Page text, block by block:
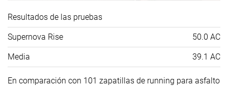
Resultados de las pruebas
Supernova Rise 50.0 AC
Media 39.1 AC
En comparación con 101 zapatillas de running para asfalto